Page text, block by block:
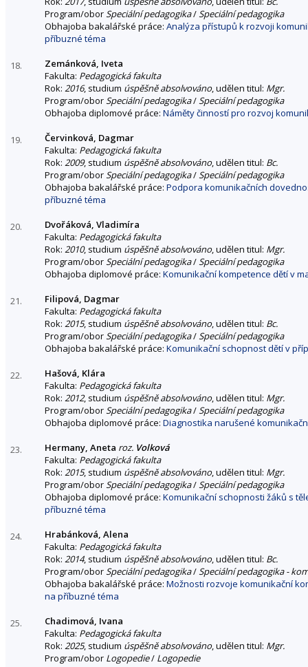
Program/oborSpeciální pedagogika/Speciální pedagogika
Obhajoba bakalářské práce: Analýza přístupů k rozvoji
příbuzné téma
18.
Zemánková, Iveta
Fakulta: Pedagogická fakulta
Rok: 2016, studium úspěšně absolvováno, udělen titul: Mgr.
Program/oborSpeciální pedagogika/Speciální pedagogika
Obhajoba diplomové práce: Náměty činností pro rozvoj
19.
Červinková, Dagmar
Fakulta: Pedagogická fakulta
Rok: 2009, studium úspěšně absolvováno, udělen titul: Bc.
Program/oborSpeciální pedagogika/Speciální pedagogika
Obhajoba bakalářské práce: Podpora komunikačních
příbuzné téma
20.
Dvořáková, Vladimíra
Fakulta: Pedagogická fakulta
Rok: 2010, studium úspěšně absolvováno, udělen titul: Mgr.
Program/oborSpeciální pedagogika/Speciální pedagogika
Obhajoba diplomové práce: Komunikační kompetence dětí v
21.
Filipová, Dagmar
Fakulta: Pedagogická fakulta
Rok: 2015, studium úspěšně absolvováno, udělen titul: Bc.
Program/oborSpeciální pedagogika/Speciální pedagogika
Obhajoba bakalářské práce: Komunikační schopnost dětí v
22.
Hašová, Klára
Fakulta: Pedagogická fakulta
Rok: 2012, studium úspěšně absolvováno, udělen titul: Mgr.
Program/oborSpeciální pedagogika/Speciální pedagogika
Obhajoba diplomové práce: Diagnostika narušené
23. Hermany, Aneta roz. Volková
Fakulta: Pedagogická fakulta
Rok: 2015, studium úspěšně absolvováno, udělen titul: Mgr.
Program/oborSpeciální pedagogika/Speciální pedagogika
Obhajoba diplomové práce: Komunikační schopnosti žáků s
příbuzné téma
24.
Hrabánková, Alena
Fakulta: Pedagogická fakulta
Rok: 2014, studium úspěšně absolvováno, udělen titul: Bc.
Program/oborSpeciální pedagogika/Speciální pedagogika -
Obhajoba bakalářské práce: Možnosti rozvoje komunikační
na příbuzné téma
25.
Chadimová, Ivana
Fakulta: Pedagogická fakulta
Rok: 2025, studium úspěšně absolvováno, udělen titul: Mgr.
Program/obor Logopedie/ Logopedie